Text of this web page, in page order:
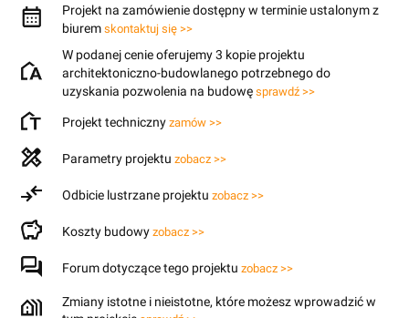
Projekt na zamówienie dostępny w terminie ustalonym z
biurem skontaktuj się >>
W podanej cenie oferujemy 3 kopie projektu
architektoniczno-budowlanego potrzebnego do
uzyskania pozwolenia na budowę sprawdź >>
Projekt techniczny zamów >>
Parametry projektu zobacz >>
Odbicie lustrzane projektu zobacz >>
Koszty budowy zobacz >>
Forum dotyczące tego projektu zobacz >>
Zmiany istotne i nieistotne, które możesz wprowadzić w